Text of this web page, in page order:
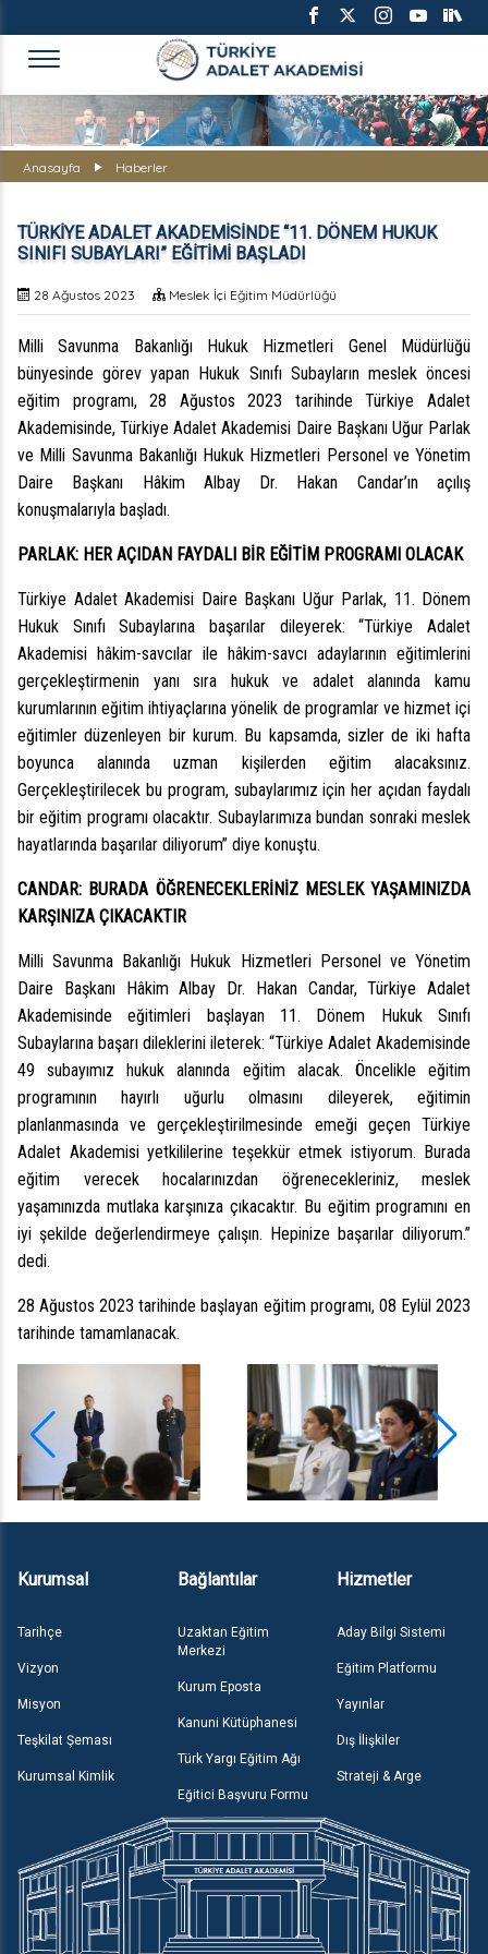
TÜRKİYE ADALET AKADEMİSİ
Anasayfa Haberler
TÜRKİYE ADALET AKADEMİSİNDE “11. DÖNEM HUKUK
SINIFI SUBAYLARI” EĞİTİMİ BAŞLADI
28 Ağustos 2023 Meslek İçi Eğitim Müdürlüğü
Milli Savunma Bakanlığı Hukuk Hizmetleri Genel Müdürlüğü
bünyesinde görev yapan Hukuk Sınıfı Subayların meslek öncesi
eğitim programı, 28 Ağustos 2023 tarihinde Türkiye Adalet
Akademisinde, Türkiye Adalet Akademisi Daire Başkanı Uğur Parlak
ve Milli Savunma Bakanlığı Hukuk Hizmetleri Personel ve Yönetim
Daire Başkanı Hâkim Albay Dr. Hakan Candar’ın açılış
konuşmalarıyla başladı.
PARLAK: HER AÇIDAN FAYDALI BİR EĞİTİM PROGRAMI OLACAK
Türkiye Adalet Akademisi Daire Başkanı Uğur Parlak, 11. Dönem
Hukuk Sınıfı Subaylarına başarılar dileyerek: “Türkiye Adalet
Akademisi hâkim-savcılar ile hâkim-savcı adaylarının eğitimlerini
gerçekleştirmenin yanı sıra hukuk ve adalet alanında kamu
kurumlarının eğitim ihtiyaçlarına yönelik de programlar ve hizmet içi
eğitimler düzenleyen bir kurum. Bu kapsamda, sizler de iki hafta
boyunca alanında uzman kişilerden eğitim alacaksınız.
Gerçekleştirilecek bu program, subaylarımız için her açıdan faydalı
bir eğitim programı olacaktır. Subaylarımıza bundan sonraki meslek
hayatlarında başarılar diliyorum” diye konuştu.
CANDAR: BURADA ÖĞRENECEKLERİNİZ MESLEK YAŞAMINIZDA
KARŞINIZA ÇIKACAKTIR
Milli Savunma Bakanlığı Hukuk Hizmetleri Personel ve Yönetim
Daire Başkanı Hâkim Albay Dr. Hakan Candar, Türkiye Adalet
Akademisinde eğitimleri başlayan 11. Dönem Hukuk Sınıfı
Subaylarına başarı dileklerini ileterek: “Türkiye Adalet Akademisinde
49 subayımız hukuk alanında eğitim alacak. Öncelikle eğitim
programının hayırlı uğurlu olmasını dileyerek, eğitimin
planlanmasında ve gerçekleştirilmesinde emeği geçen Türkiye
Adalet Akademisi yetkililerine teşekkür etmek istiyorum. Burada
eğitim verecek hocalarınızdan öğrenecekleriniz, meslek
yaşamınızda mutlaka karşınıza çıkacaktır. Bu eğitim programını en
iyi şekilde değerlendirmeye çalışın. Hepinize başarılar diliyorum.”
dedi.
28 Ağustos 2023 tarihinde başlayan eğitim programı, 08 Eylül 2023
tarihinde tamamlanacak.
Kurumsal
Tarihçe
Vizyon
Misyon
Teşkilat Şeması
Kurumsal Kimlik
Bağlantılar
Uzaktan Eğitim
Merkezi
Kurum Eposta
Kanuni Kütüphanesi
Türk Yargı Eğitim Ağı
Eğitici Başvuru Formu
Hizmetler
Aday Bilgi Sistemi
Eğitim Platformu
Yayınlar
Dış İlişkiler
Strateji & Arge